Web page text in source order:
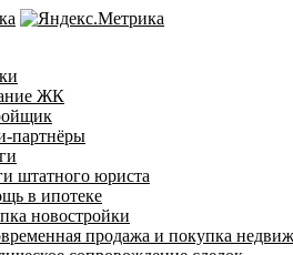
ЖК
партнёры
штатного юриста
в ипотеке
новостройки
продажа и покупка